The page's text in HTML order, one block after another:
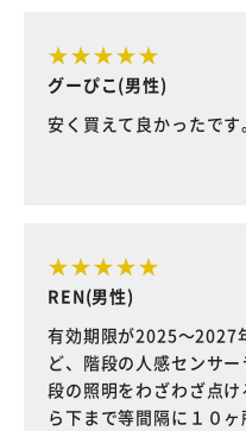
グーぴこ(男性)
安く買えて良かったです
REN(男性)
有効期限が2025～2027
ど、階段の人感センサ
段の照明をわざわざ点
ら下まで等間隔に１０